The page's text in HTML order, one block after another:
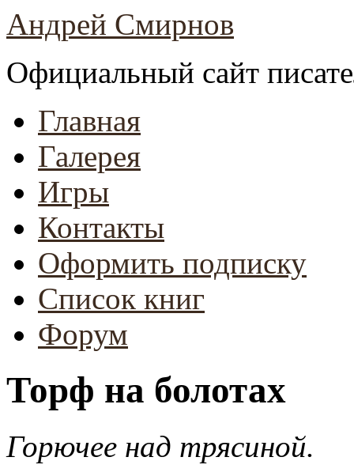
Андрей Смирнов
Официальный сайт
Главная
Галерея
Игры
Контакты
Оформить подписку
Список книг
Форум
Торф на болотах
Горючее над трясиной.